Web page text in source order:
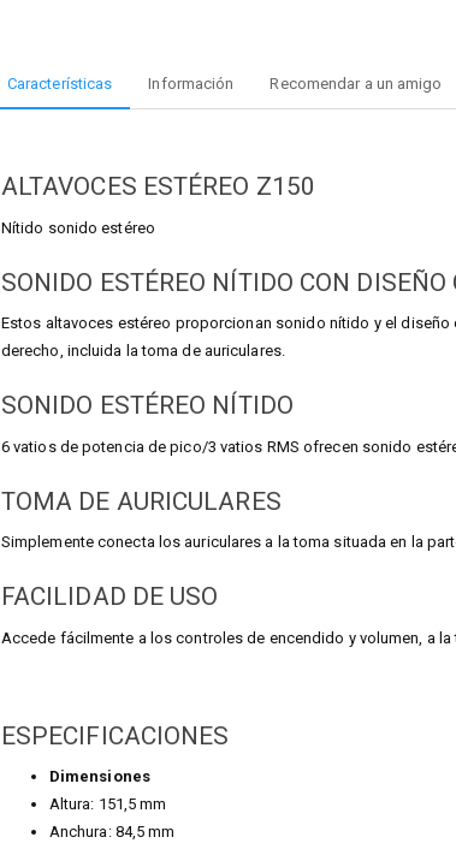
Características Información Recomendar a un amigo
ALTAVOCES ESTÉREO Z150
Nítido sonido estéreo
SONIDO ESTÉREO NÍTIDO CON DISEÑO
Estos altavoces estéreo proporcionan sonido nítido y el
derecho, incluida la toma de auriculares.
SONIDO ESTÉREO NÍTIDO
6 vatios de potencia de pico/3 vatios RMS ofrecen sonido
TOMA DE AURICULARES
Simplemente conecta los auriculares a la toma situada en la
FACILIDAD DE USO
Accede fácilmente a los controles de encendido y volumen, a
ESPECIFICACIONES
Dimensiones
Altura: 151,5 mm
Anchura: 84,5 mm